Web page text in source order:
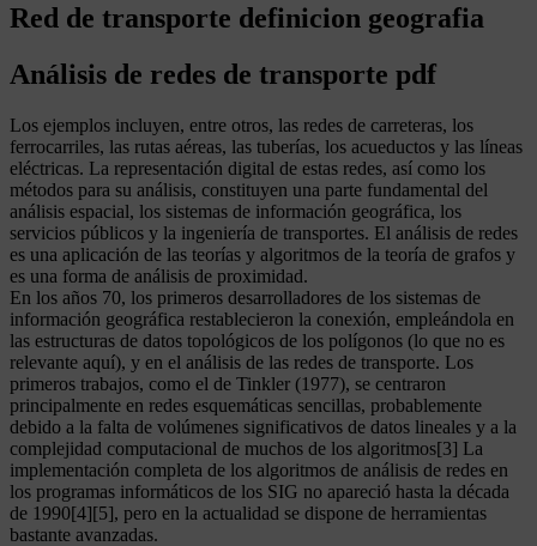
Red de transporte definicion geografia
Análisis de redes de transporte pdf
Los ejemplos incluyen, entre otros, las redes de carreteras, los
ferrocarriles, las rutas aéreas, las tuberías, los acueductos y las líneas
eléctricas. La representación digital de estas redes, así como los
métodos para su análisis, constituyen una parte fundamental del
análisis espacial, los sistemas de información geográfica, los
servicios públicos y la ingeniería de transportes. El análisis de redes
es una aplicación de las teorías y algoritmos de la teoría de grafos y
es una forma de análisis de proximidad.
En los años 70, los primeros desarrolladores de los sistemas de
información geográfica restablecieron la conexión, empleándola en
las estructuras de datos topológicos de los polígonos (lo que no es
relevante aquí), y en el análisis de las redes de transporte. Los
primeros trabajos, como el de Tinkler (1977), se centraron
principalmente en redes esquemáticas sencillas, probablemente
debido a la falta de volúmenes significativos de datos lineales y a la
complejidad computacional de muchos de los algoritmos[3] La
implementación completa de los algoritmos de análisis de redes en
los programas informáticos de los SIG no apareció hasta la década
de 1990[4][5], pero en la actualidad se dispone de herramientas
bastante avanzadas.